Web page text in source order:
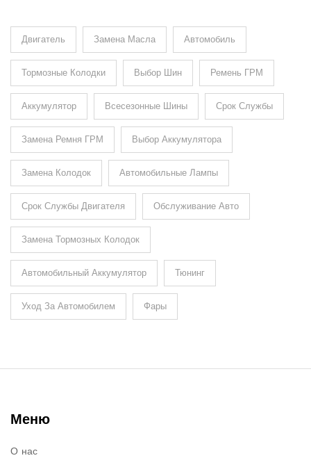
Двигатель Замена Масла Автомобиль
Тормозные Колодки Выбор Шин Ремень ГРМ
Аккумулятор Всесезонные Шины Срок Службы
Замена Ремня ГРМ Выбор Аккумулятора
Замена Колодок Автомобильные Лампы
Срок Службы Двигателя Обслуживание Авто
Замена Тормозных Колодок
Автомобильный Аккумулятор Тюнинг
Уход За Автомобилем Фары
Меню
О нас